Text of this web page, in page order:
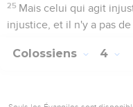
25 Mais celui qui agit
injustice, et il n'y a pas de
Colossiens 4